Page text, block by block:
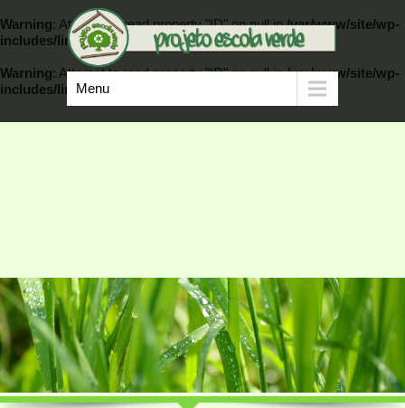
Warning: Attempt to read property "ID" on null in/var/www/site/wp-
includes/link-template.phpon line389
Warning: Attempt to read property "ID" on null in/var/www/site/wp-
includes/link-template.php
Menu